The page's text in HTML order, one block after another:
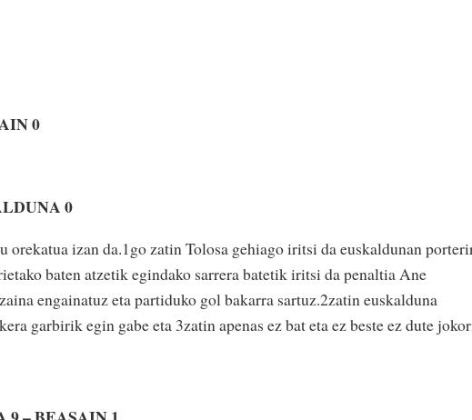
0
0
orekatua izan da.1go zatin Tolosa gehiago iritsi da euskaldunan
baten atzetik egindako sarrera batetik iritsi da penaltia Ane
engainatuz eta partiduko gol bakarra sartuz.2zatin euskalduna
garbirik egin gabe eta 3zatin apenas ez bat eta ez beste ez dute